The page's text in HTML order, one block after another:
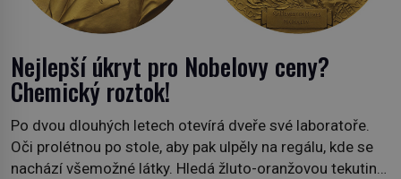
Nejlepší úkryt pro Nobelovy ceny?
Chemický roztok!
Po dvou dlouhých letech otevírá dveře své laboratoře.
Oči prolétnou po stole, aby pak ulpěly na regálu, kde se
nachází všemožné látky. Hledá žluto-oranžovou tekutinu,